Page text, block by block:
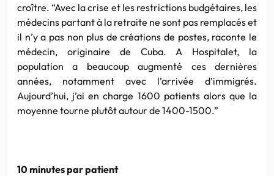
croître. “Avec la crise et les restrictions budgétaires, les
médecins partant à la retraite ne sont pas remplacés et
il n’y a pas non plus de créations de postes, raconte le
médecin, originaire de Cuba. A Hospitalet, la
population a beaucoup augmenté ces dernières
années, notamment avec l’arrivée d’immigrés.
Aujourd’hui, j’ai en charge 1600 patients alors que la
moyenne tourne plutôt autour de 1400-1500.”
10 minutes par patient